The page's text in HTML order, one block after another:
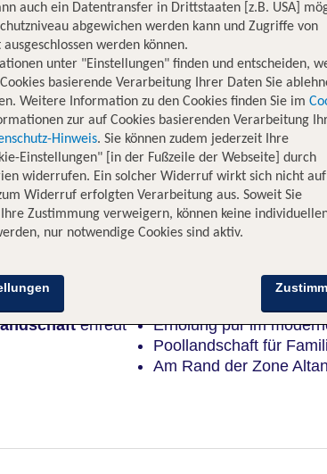
Lage Bewertungen
erfreut
Erholung pur im
Poollandschaft für
Am Rand der Zone
auch ein Datentransfer in Drittstaaten [z.B. USA]
abgewichen werden kann und Zugriffe von
werden können.
unter "Einstellungen" finden und entscheiden,
basierende Verarbeitung Ihrer Daten Sie
Weitere Information zu den Cookies finden Sie im
zur auf Cookies basierenden Verarbeitung
Hinweis. Sie können zudem jederzeit Ihre
Einstellungen" [in der Fußzeile der Webseite] durch
widerrufen. Ein solcher Widerruf wirkt sich nicht
Widerruf erfolgten Verarbeitung aus. Soweit Sie
Zustimmung verweigern, können keine
nur notwendige Cookies sind aktiv.